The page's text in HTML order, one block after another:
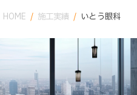
HOME / 施工実績 / いとう眼科